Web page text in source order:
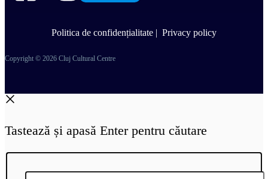
Politica de confidențialitate | Privacy policy
Copyright © 2026 Cluj Cultural Centre
Tastează și apasă Enter pentru căutare